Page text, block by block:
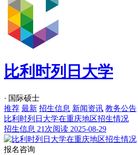
比利时列日大学
· 国际硕士
推荐 最新 招生信息 新闻资讯 教务公告
比利时列日大学在重庆地区招生情况
招生信息 21次阅读 2025-08-29
报名咨询